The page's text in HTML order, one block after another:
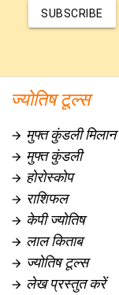
SUBSCRIBE
ज्योतिष टूल्स
 मुफ्त कुंडली मिलान
 मुफ्त कुंडली
 होरोस्कोप
 राशिफल
 केपी ज्योतिष
 लाल किताब
 ज्योतिष टूल्स
 लेख प्रस्तुत करें